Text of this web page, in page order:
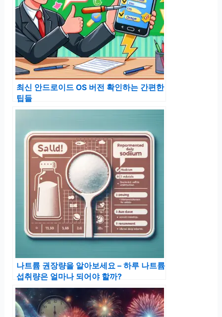
최신 안드로이드 OS 버전 확인하는 간편한
팁들
나트륨 권장량을 알아보세요 – 하루 나트륨
섭취량은 얼마나 되어야 할까?